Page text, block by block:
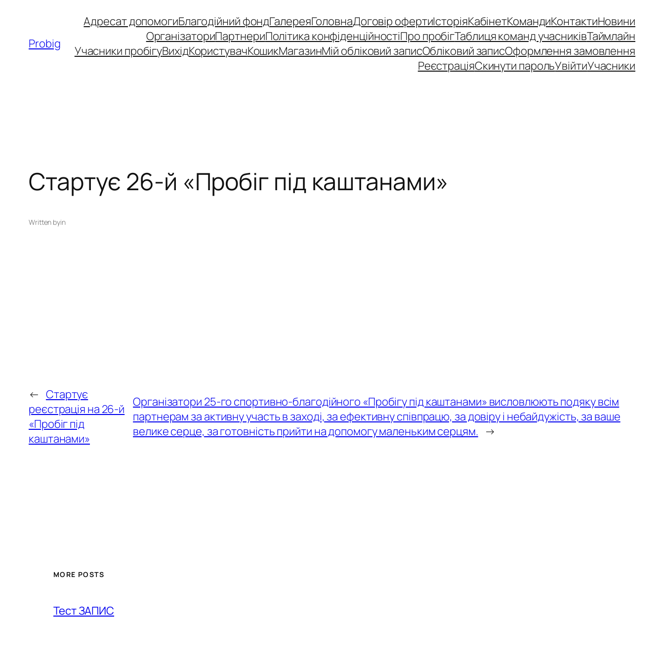
вмістуProbig
Адресат допомогиБлагодійний фондГалереяГоловнаДоговір офертиІсторіяКабінетКомандиКонтактиНовини
ОрганізаториПартнериПолітика конфіденційностіПро пробігТаблиця команд учасниківТаймлайн
Учасники пробігуВихідКористувачКошикМагазинМій обліковий записОбліковий записОформлення замовлення
РеєстраціяСкинути парольУвійтиУчасники
Стартує 26-й «Пробіг під каштанами»
Written byin
← Стартує
реєстрація на 26-й
«Пробіг під
каштанами»
Організатори 25-го спортивно-благодійного «Пробігу під каштанами» висловлюють подяку всім
партнерам за активну участь в заході, за ефективну співпрацю, за довіру і небайдужість, за ваше
велике серце, за готовність прийти на допомогу маленьким cерцям. →
MORE POSTS
Тест ЗАПИС